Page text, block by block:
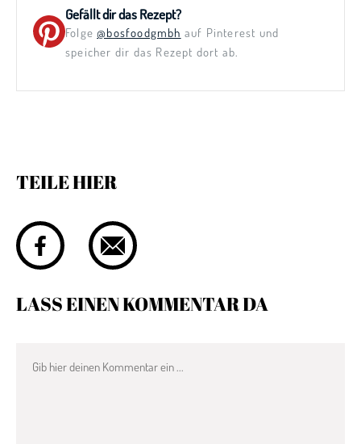
Gefällt dir das Rezept?
Folge@bosfoodgmbh auf Pinterest und
speicher dir das Rezept dort ab.
LASS EINEN KOMMENTAR DA
TEILE HIER